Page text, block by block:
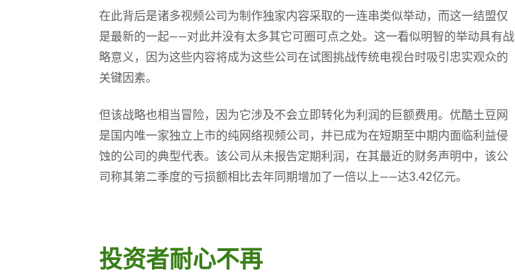
在此背后是诸多视频公司为制作独家内容采取的一连串类似举动，而这一结盟仅
是最新的一起——对此并没有太多其它可圈可点之处。这一看似明智的举动具有战
略意义，因为这些内容将成为这些公司在试图挑战传统电视台时吸引忠实观众的
关键因素。
但该战略也相当冒险，因为它涉及不会立即转化为利润的巨额费用。优酷土豆网
是国内唯一家独立上市的纯网络视频公司，并已成为在短期至中期内面临利益侵
蚀的公司的典型代表。该公司从未报告定期利润，在其最近的财务声明中，该公
司称其第二季度的亏损额相比去年同期增加了一倍以上——达3.42亿元。
投资者耐心不再